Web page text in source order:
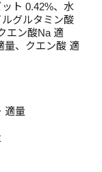
ト 0.42%、水
グルタミン酸
エン酸Na 適
量、クエン酸 適
適量